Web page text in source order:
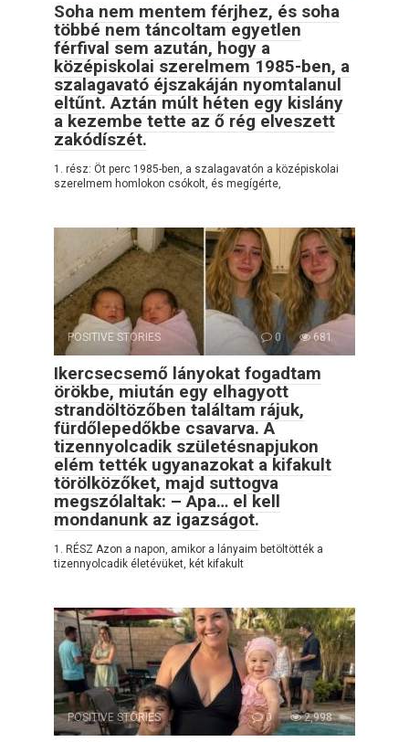
Soha nem mentem férjhez, és soha
többé nem táncoltam egyetlen
férfival sem azután, hogy a
középiskolai szerelmem 1985-ben, a
szalagavató éjszakáján nyomtalanul
eltűnt. Aztán múlt héten egy kislány
a kezembe tette az ő rég elveszett
zakódíszét.
1. rész: Öt perc 1985-ben, a szalagavatón a középiskolai
szerelmem homlokon csókolt, és megígérte,
POSITIVE STORIES 0 681
Ikercsecsemő lányokat fogadtam
örökbe, miután egy elhagyott
strandöltözőben találtam rájuk,
fürdőlepedőkbe csavarva. A
tizennyolcadik születésnapjukon
elém tették ugyanazokat a kifakult
törölközőket, majd suttogva
megszólaltak: – Apa… el kell
mondanunk az igazságot.
1. RÉSZ Azon a napon, amikor a lányaim betöltötték a
tizennyolcadik életévüket, két kifakult
POSITIVE STORIES 0 2,998